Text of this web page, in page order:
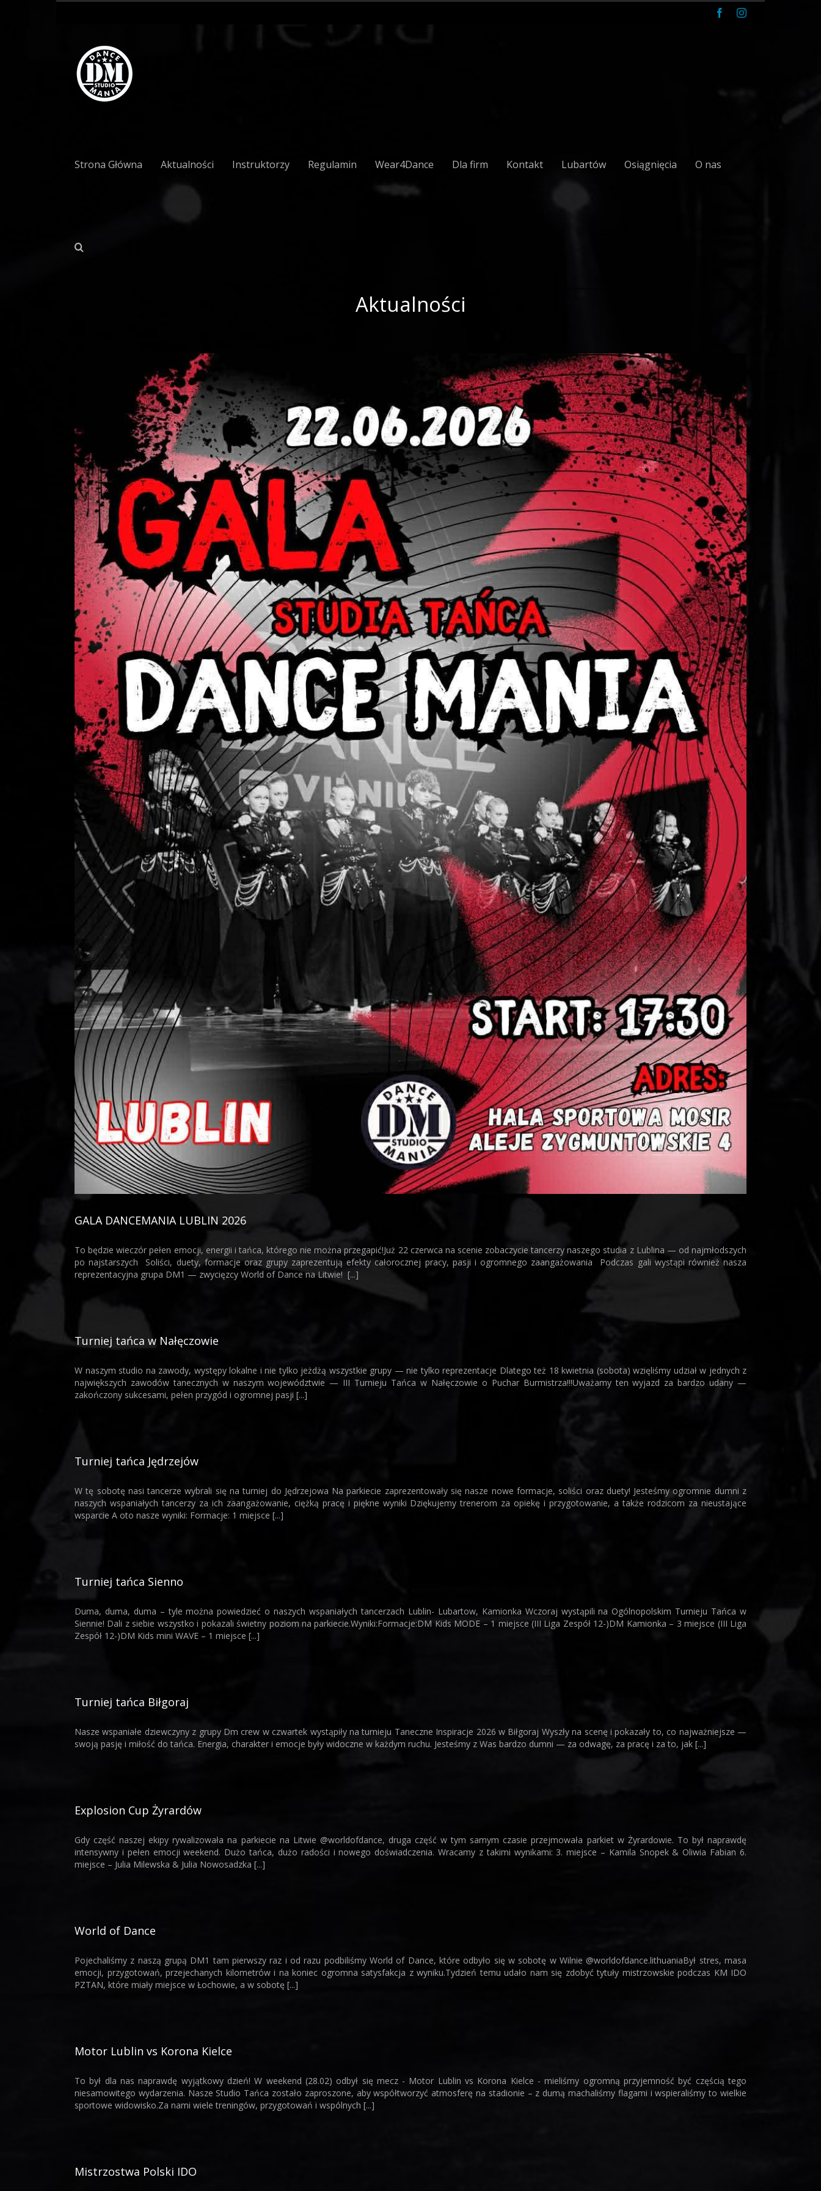
FacebookInstagram
Strona Główna Aktualności Instruktorzy Regulamin Wear4Dance Dla firm Kontakt Lubartów Osiągnięcia O nas
Aktualności
GALA DANCEMANIA LUBLIN 2026
To będzie wieczór pełen emocji, energii i tańca, którego nie można przegapić!Już 22 czerwca na scenie zobaczycie tancerzy naszego studia z Lublina — od najmłodszych
po najstarszych Soliści, duety, formacje oraz grupy zaprezentują efekty całorocznej pracy, pasji i ogromnego zaangażowania Podczas gali wystąpi również nasza
reprezentacyjna grupa DM1 — zwycięzcy World of Dance na Litwie! [...]
Turniej tańca w Nałęczowie
W naszym studio na zawody, występy lokalne i nie tylko jeżdżą wszystkie grupy — nie tylko reprezentacje Dlatego też 18 kwietnia (sobota) wzięliśmy udział w jednych z
największych zawodów tanecznych w naszym województwie — III Turnieju Tańca w Nałęczowie o Puchar Burmistrza!!!Uważamy ten wyjazd za bardzo udany —
zakończony sukcesami, pełen przygód i ogromnej pasji [...]
Turniej tańca Jędrzejów
W tę sobotę nasi tancerze wybrali się na turniej do Jędrzejowa Na parkiecie zaprezentowały się nasze nowe formacje, soliści oraz duety! Jesteśmy ogromnie dumni z
naszych wspaniałych tancerzy za ich zaangażowanie, ciężką pracę i piękne wyniki Dziękujemy trenerom za opiekę i przygotowanie, a także rodzicom za nieustające
wsparcie A oto nasze wyniki: Formacje: 1 miejsce [...]
Turniej tańca Sienno
Duma, duma, duma – tyle można powiedzieć o naszych wspaniałych tancerzach Lublin- Lubartow, Kamionka Wczoraj wystąpili na Ogólnopolskim Turnieju Tańca w
Siennie! Dali z siebie wszystko i pokazali świetny poziom na parkiecie.Wyniki:Formacje:DM Kids MODE – 1 miejsce (III Liga Zespół 12-)DM Kamionka – 3 miejsce (III Liga
Zespół 12-)DM Kids mini WAVE – 1 miejsce [...]
Turniej tańca Biłgoraj
Nasze wspaniałe dziewczyny z grupy Dm crew w czwartek wystąpiły na turnieju Taneczne Inspiracje 2026 w Biłgoraj Wyszły na scenę i pokazały to, co najważniejsze —
swoją pasję i miłość do tańca. Energia, charakter i emocje były widoczne w każdym ruchu. Jesteśmy z Was bardzo dumni — za odwagę, za pracę i za to, jak [...]
Explosion Cup Żyrardów
Gdy część naszej ekipy rywalizowała na parkiecie na Litwie @worldofdance, druga część w tym samym czasie przejmowała parkiet w Żyrardowie. To był naprawdę
intensywny i pełen emocji weekend. Dużo tańca, dużo radości i nowego doświadczenia. Wracamy z takimi wynikami: 3. miejsce – Kamila Snopek & Oliwia Fabian 6.
miejsce – Julia Milewska & Julia Nowosadzka [...]
World of Dance
Pojechaliśmy z naszą grupą DM1 tam pierwszy raz i od razu podbiliśmy World of Dance, które odbyło się w sobotę w Wilnie @worldofdance.lithuaniaBył stres, masa
emocji, przygotowań, przejechanych kilometrów i na koniec ogromna satysfakcja z wyniku.Tydzień temu udało nam się zdobyć tytuły mistrzowskie podczas KM IDO
PZTAN, które miały miejsce w Łochowie, a w sobotę [...]
Motor Lublin vs Korona Kielce
To był dla nas naprawdę wyjątkowy dzień! W weekend (28.02) odbył się mecz - Motor Lublin vs Korona Kielce - mieliśmy ogromną przyjemność być częścią tego
niesamowitego wydarzenia. Nasze Studio Tańca zostało zaproszone, aby współtworzyć atmosferę na stadionie – z dumą machaliśmy flagami i wspieraliśmy to wielkie
sportowe widowisko.Za nami wiele treningów, przygotowań i wspólnych [...]
Mistrzostwa Polski IDO